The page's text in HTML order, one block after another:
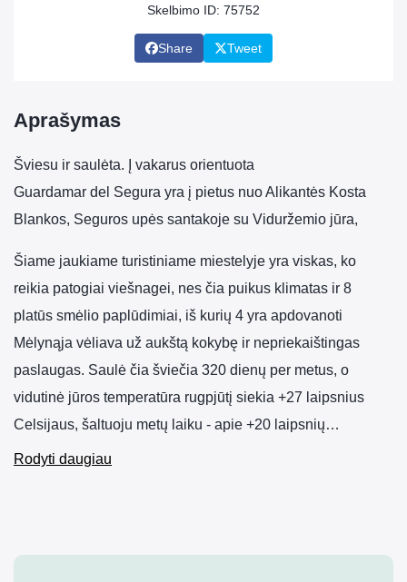
Skelbimo ID: 75752
Share Tweet
Aprašymas
Šviesu ir saulėta. Į vakarus orientuota
Guardamar del Segura yra į pietus nuo Alikantės Kosta
Blankos, Seguros upės santakoje su Viduržemio jūra,
Šiame jaukiame turistiniame miestelyje yra viskas, ko
reikia patogiai viešnagei, nes čia puikus klimatas ir 8
platūs smėlio paplūdimiai, iš kurių 4 yra apdovanoti
Mėlynąja vėliava už aukštą kokybę ir nepriekaištingas
paslaugas. Saulė čia šviečia 320 dienų per metus, o
vidutinė jūros temperatūra rugpjūtį siekia +27 laipsnius
Celsijaus, šaltuoju metų laiku - apie +20 laipsnių…
Rodyti daugiau